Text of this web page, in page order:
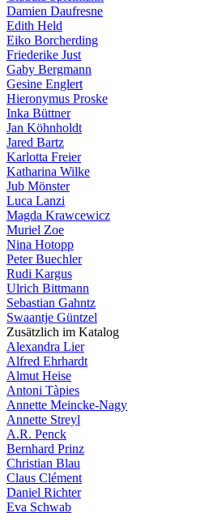
Damien Daufresne
Edith Held
Eiko Borcherding
Friederike Just
Gaby Bergmann
Gesine Englert
Hieronymus Proske
Inka Büttner
Jan Köhnholdt
Jared Bartz
Karlotta Freier
Katharina Wilke
Jub Mönster
Luca Lanzi
Magda Krawcewicz
Muriel Zoe
Nina Hotopp
Peter Buechler
Rudi Kargus
Ulrich Bittmann
Sebastian Gahntz
Swaantje Güntzel
Zusätzlich im Katalog
Alexandra Lier
Alfred Ehrhardt
Almut Heise
Antoni Tàpies
Annette Meincke-Nagy
Annette Streyl
A.R. Penck
Bernhard Prinz
Christian Blau
Claus Clément
Daniel Richter
Eva Schwab